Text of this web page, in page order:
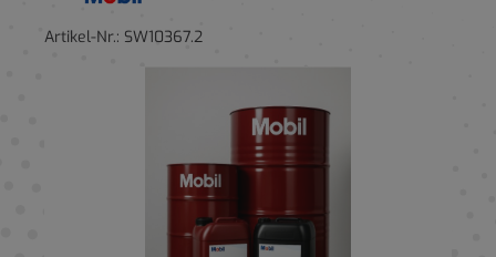
Artikel-Nr.: SW10367.2